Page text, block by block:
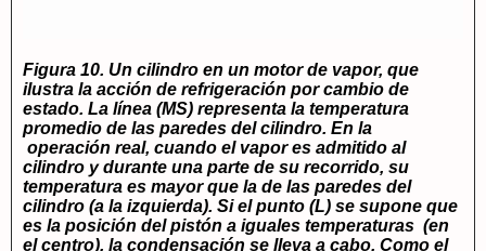
Figura 10. Un cilindro en un motor de vapor, que
ilustra la acción de refrigeración por cambio de
estado. La línea (MS) representa la temperatura
promedio de las paredes del cilindro. En la
operación real, cuando el vapor es admitido al
cilindro y durante una parte de su recorrido, su
temperatura es mayor que la de las paredes del
cilindro (a la izquierda). Si el punto (L) se supone que
es la posición del pistón a iguales temperaturas (en
el centro), la condensación se lleva a cabo. Como el